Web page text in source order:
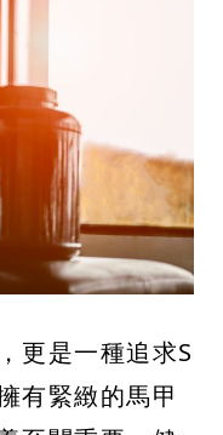
更是一種追求S
有緊緻的馬甲